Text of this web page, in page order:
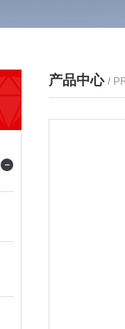
产品中心 /